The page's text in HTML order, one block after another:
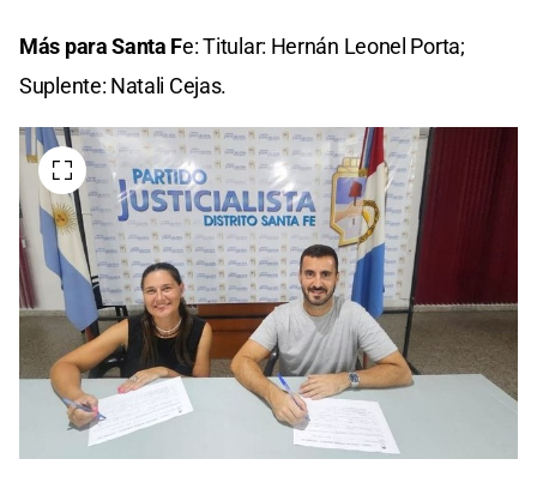
Más para Santa Fe: Titular: Hernán Leonel Porta;
Suplente: Natali Cejas.